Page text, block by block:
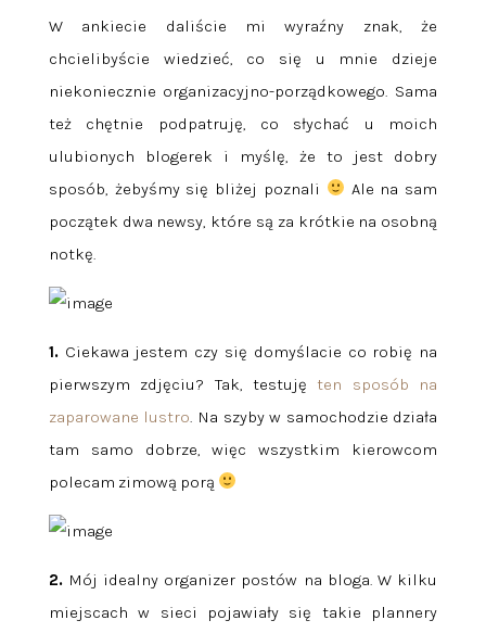
W ankiecie daliście mi wyraźny znak, że
chcielibyście wiedzieć, co się u mnie dzieje
niekoniecznie organizacyjno-porządkowego. Sama
też chętnie podpatruję, co słychać u moich
ulubionych blogerek i myślę, że to jest dobry
sposób, żebyśmy się bliżej poznali
Ale na sam
początek dwa newsy, które są za krótkie na osobną
notkę.
1.Ciekawa jestem czy się domyślacie co robię na
pierwszym zdjęciu? Tak, testuję ten sposób na
zaparowane lustro. Na szyby w samochodzie działa
tam samo dobrze, więc wszystkim kierowcom
polecam zimową porą
2.Mój idealny organizer postów na bloga. W kilku
miejscach w sieci pojawiały się takie plannery